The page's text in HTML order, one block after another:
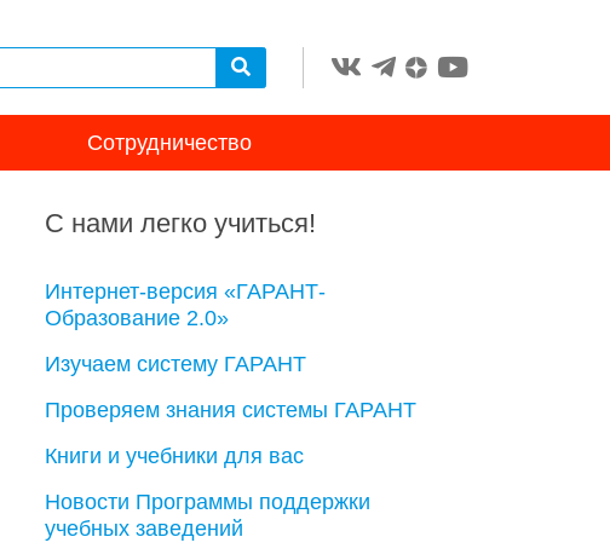
Сотрудничество
С нами легко учиться!
Интернет-версия «ГАРАНТ-
Образование 2.0»
Изучаем систему ГАРАНТ
Проверяем знания системы ГАРАНТ
Книги и учебники для вас
Новости Программы поддержки
учебных заведений